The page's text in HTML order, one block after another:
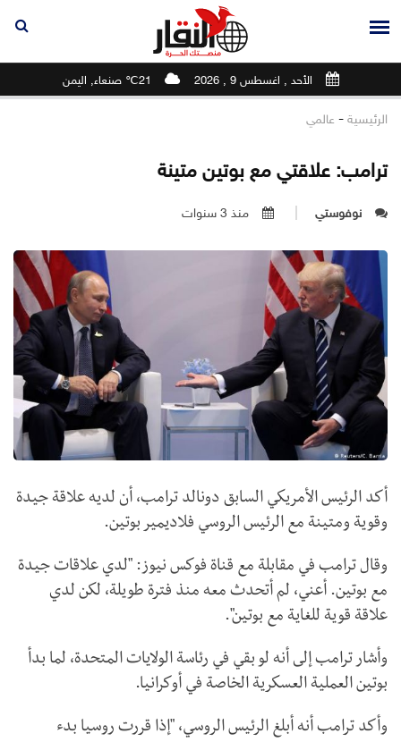
الأحد , اغسطس 9 , 2026 21℃ صنعاء, اليمن
الرئيسية - عالمي
ترامب: علاقتي مع بوتين متينة
نوفوستي منذ 3 سنوات
أكد الرئيس الأمريكي السابق دونالد ترامب، أن لديه علاقة جيدة
وقوية ومتينة مع الرئيس الروسي فلاديمير بوتين.
وقال ترامب في مقابلة مع قناة فوكس نيوز: "لدي علاقات جيدة
مع بوتين. أعني، لم أتحدث معه منذ فترة طويلة، لكن لدي
علاقة قوية للغاية مع بوتين".
وأشار ترامب إلى أنه لو بقي في رئاسة الولايات المتحدة، لما بدأ
بوتين العملية العسكرية الخاصة في أوكرانيا.
وأكد ترامب أنه أبلغ الرئيس الروسي، "إذا قررت روسيا بدء